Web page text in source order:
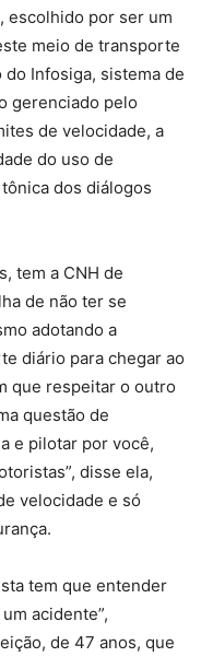
escolhido por ser um
meio de transporte
Infosiga, sistema de
gerenciado pelo
de velocidade, a
do uso de
dos diálogos
tem a CNH de
de não ter se
adotando a
diário para chegar ao
que respeitar o outro
questão de
e pilotar por você,
disse ela,
velocidade e só
tem que entender
acidente”,
de 47 anos, que